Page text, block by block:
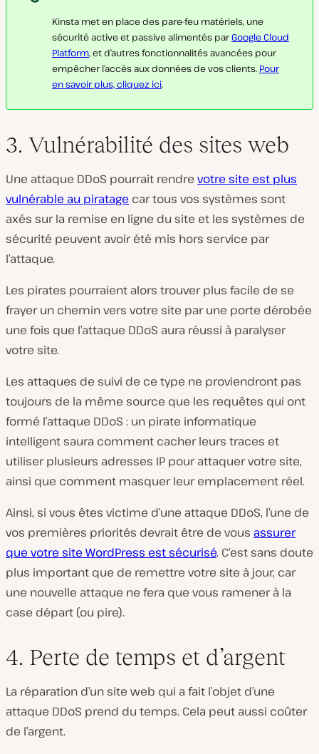
Kinsta met en place des pare-feu matériels, une
sécurité active et passive alimentés parGoogle Cloud
Platform, et d’autres fonctionnalités avancées pour
empêcher l’accès aux données de vos clients. Pour
en savoir plus, cliquez ici.
3. Vulnérabilité des sites web
Une attaque DDoS pourrait rendre votre site est plus
vulnérable au piratage car tous vos systèmes sont
axés sur la remise en ligne du site et les systèmes de
sécurité peuvent avoir été mis hors service par
l’attaque.
Les pirates pourraient alors trouver plus facile de se
frayer un chemin vers votre site par une porte dérobée
une fois que l’attaque DDoS aura réussi à paralyser
votre site.
Les attaques de suivi de ce type ne proviendront pas
toujours de la même source que les requêtes qui ont
formé l’attaque DDoS : un pirate informatique
intelligent saura comment cacher leurs traces et
utiliser plusieurs adresses IP pour attaquer votre site,
ainsi que comment masquer leur emplacement réel.
Ainsi, si vous êtes victime d’une attaque DDoS, l’une de
vos premières priorités devrait être de vous assurer
que votre site WordPress est sécurisé. C’est sans doute
plus important que de remettre votre site à jour, car
une nouvelle attaque ne fera que vous ramener à la
case départ (ou pire).
4. Perte de temps et d’argent
La réparation d’un site web qui a fait l’objet d’une
attaque DDoS prend du temps. Cela peut aussi coûter
de l’argent.